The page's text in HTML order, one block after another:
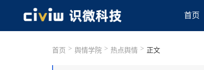
首页
首页 > 舆情学院 > 热点舆情 > 正文